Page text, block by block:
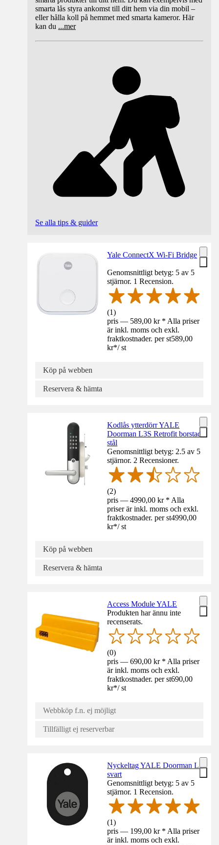
smarta lås styra ankomst till ditt hem via din mobil –
eller hålla koll på hemmet med smarta kameror. Här
kan du ...mer
Se alla tips & guider
Yale ConnectX Wi-Fi Bridge
Genomsnittligt betyg: 5 av 5
stjärnor. 1 Recension.
(1)
pris — 589,00 kr * Alla priser
är inkl. moms och exkl.
fraktkostnader. per st589,00
kr*/ st
Köp på webben
Reservera & hämta
Kodlås ytterdörr YALE
Doorman L3S Retrofit borstad
stål
Genomsnittligt betyg: 2.5 av 5
stjärnor. 2 Recensioner.
(2)
pris — 4990,00 kr * Alla
priser är inkl. moms och exkl.
fraktkostnader. per st4990,00
kr*/ st
Köp på webben
Reservera & hämta
Access Module YALE
Produkten har ännu inte
recenserats.
(0)
pris — 690,00 kr * Alla priser
är inkl. moms och exkl.
fraktkostnader. per st690,00
kr*/ st
Webbköp f.n. ej möjligt
Tillfälligt ej reserverbar
Nyckeltag YALE Doorman L3
svart
Genomsnittligt betyg: 5 av 5
stjärnor. 1 Recension.
(1)
pris — 199,00 kr * Alla priser
är inkl. moms och exkl.